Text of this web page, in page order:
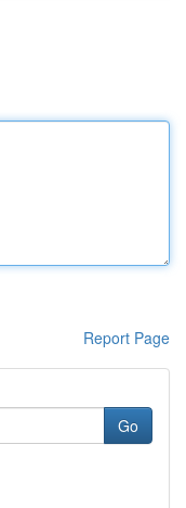
Report Page
Go